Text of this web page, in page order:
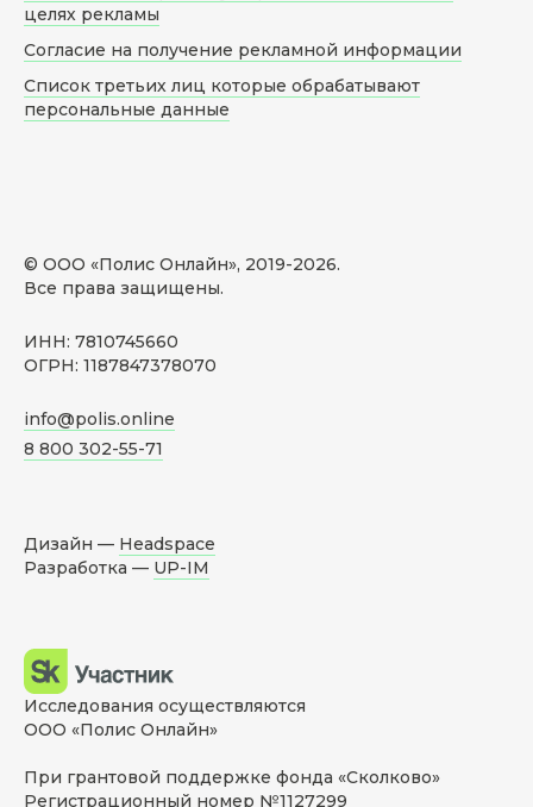
© ООО «Полис Онлайн», 2019-2026.
Все права защищены.
ИНН: 7810745660
ОГРН: 1187847378070
info@polis.online
8 800 302-55-71
целях рекламы
Согласие на получение рекламной информации
Список третьих лиц которые обрабатывают
персональные данные
Дизайн — Headspace
Разработка — UP-IM
Исследования осуществляются
ООО «Полис Онлайн»
При грантовой поддержке фонда «Сколково»
Регистрационный номер №1127299